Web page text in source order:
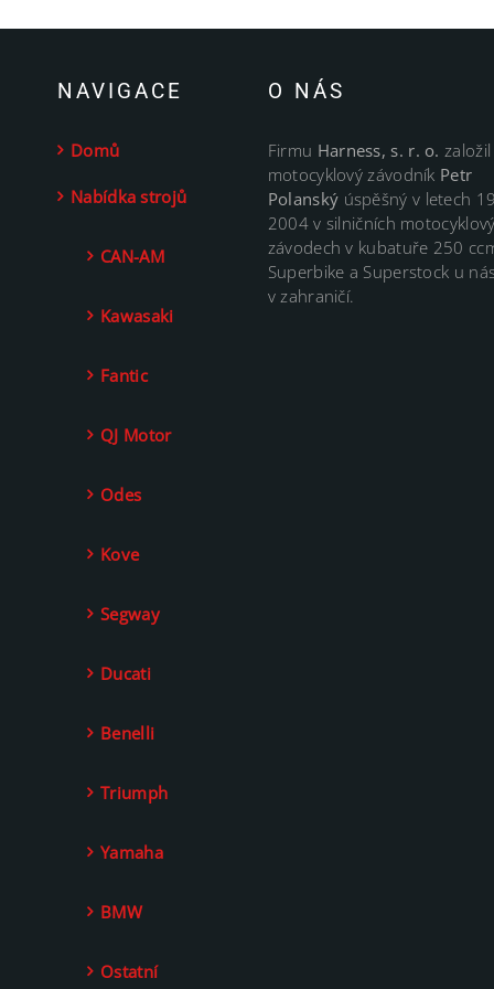
NAVIGACE
Domů
Nabídka strojů
CAN-AM
Kawasaki
Fantic
QJ Motor
Odes
Kove
Segway
Ducati
Benelli
Triumph
Yamaha
BMW
Ostatní
O NÁS
Firmu Harness, s. r. o.
motocyklový závodník Petr
Polanský úspěšný v letech
2004 v silničních
závodech v kubatuře 250
Superbike a Superstock u
v zahraničí.